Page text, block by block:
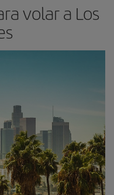
volar a Los